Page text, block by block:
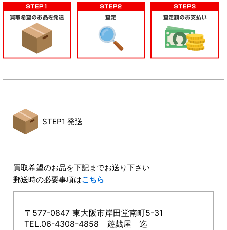
STEP1 発送
買取希望のお品を下記までお送り下さい
郵送時の必要事項はこちら
〒577-0847 東大阪市岸田堂南町5-31
TEL.06-4308-4858 遊戯屋 迄